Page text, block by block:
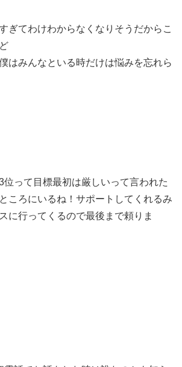
ぎてわけわからなくなりそうだからこ
はみんなといる時だけは悩みを忘れら
位って目標最初は厳しいって言われた
ころにいるね！サポートしてくれるみ
に行ってくるので最後まで頼りま